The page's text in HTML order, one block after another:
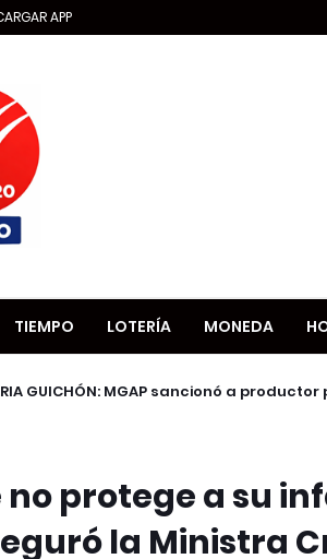
APP
TIEMPO LOTERÍA MONEDA
GUICHÓN: MGAP sancionó a
protege a su
la Ministra